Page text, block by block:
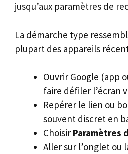
jusqu’aux paramètres de
La démarche type
plupart des appareils
Ouvrir Google (app
faire défiler l’écran
Repérer le lien ou
souvent discret en
Choisir Paramètres
Aller sur l’onglet ou